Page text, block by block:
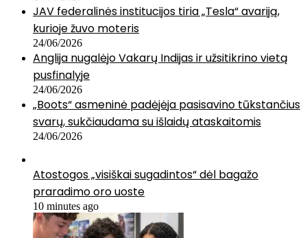
JAV federalinės institucijos tiria „Tesla“ avariją,
kurioje žuvo moteris
24/06/2026
Anglija nugalėjo Vakarų Indijas ir užsitikrino vietą
pusfinalyje
24/06/2026
„Boots“ asmeninė padėjėja pasisavino tūkstančius
svarų, sukčiaudama su išlaidų ataskaitomis
24/06/2026
Atostogos „visiškai sugadintos“ dėl bagažo
praradimo oro uoste
10 minutes ago